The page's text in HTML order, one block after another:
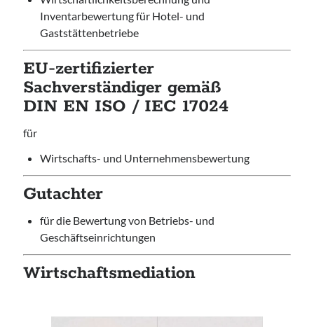
Walter Warstatt
Dipl.-Betriebswirt
Kontakt
Rufen Sie mich an!
Impressum
Datenschutz
Inventarbewertung für Hotel- und
Gaststättenbetriebe
EU-zertifizierter
Sachverständiger gemäß
DIN EN ISO / IEC 17024
für
Wirtschafts- und Unternehmensbewertung
Gutachter
für die Bewertung von Betriebs- und
Geschäftseinrichtungen
Wirtschaftsmediation